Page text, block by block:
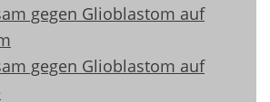
gegen Glioblastom auf
gegen Glioblastom auf